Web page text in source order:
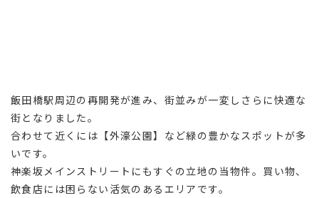
飯田橋駅周辺の再開発が進み、街並みが一変しさらに快適な
街となりました。
合わせて近くには【外濠公園】など緑の豊かなスポットが多
いです。
神楽坂メインストリートにもすぐの立地の当物件。買い物、
飲食店には困らない活気のあるエリアです。